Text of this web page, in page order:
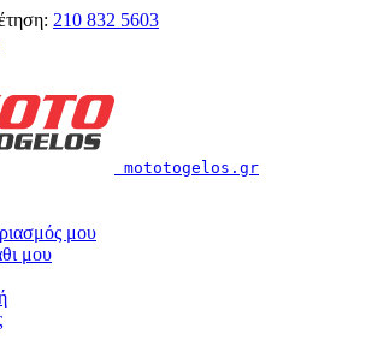
210 832 5603
mototogelos.gr
μου
μου